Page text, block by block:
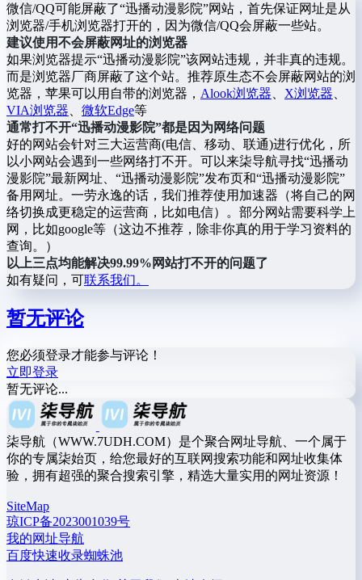
微信/QQ可能屏蔽了“迅播动漫影院”网站，首先保证网址是从
浏览器/手机浏览器打开的，因为微信/QQ会屏蔽一些站。
建议使用不会屏蔽网址的浏览器
如果浏览器提示“迅播动漫影院”该网站违规，并非真的违规。
而是浏览器厂商屏蔽了这个站。推荐原生态不会屏蔽网站的浏
览器，苹果可以用自带的浏览器， Alook浏览器 X浏览器
VIA浏览器
微软Edge等
通常打不开“迅播动漫影院”都是因为网络问题
好的网站会针对三大运营商(电信、移动、联通)进行优化，所
以小网站会遇到一些网络打不开。可以来柒导航寻找“迅播动
漫影院”最新网址、“迅播动漫影院”发布页和“迅播动漫影院”
备用网址。一劳永逸的话，我们推荐使用加速器（将自己的网
络切换成更稳定的运营商，比如电信）。部分网站需要科学上
网，比如google等（这边不推荐，除非你真的用于学习资料的
查询。）
以上三点均能解决99.99%网站打不开的问题了
如有疑问，可联系我们。
暂无评论
您必须登录才能参与评论！
立即登录
暂无评论...
柒导航（WWW.7UDH.COM）是个聚合网址导航、一个属于
你的专属柒始页，给您最好的互联网搜索功能和网址收集体
验，拥有超强的聚合搜索引擎，精选大量实用的网址资源！
SiteMap
琼ICP备2023001039号
我的网址导航
百度快速收录蜘蛛池